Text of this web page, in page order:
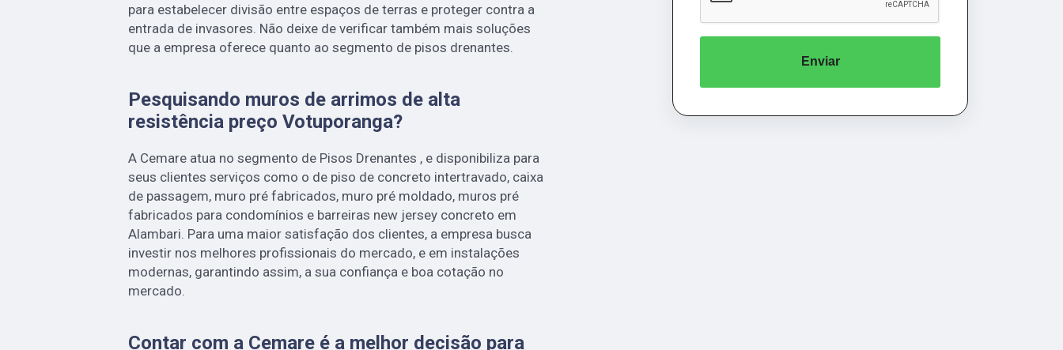
para estabelecer divisão entre espaços de terras e proteger contra a
entrada de invasores. Não deixe de verificar também mais soluções
que a empresa oferece quanto ao segmento de pisos drenantes.
Pesquisando muros de arrimos de alta
resistência preço Votuporanga?
A Cemare atua no segmento de Pisos Drenantes , e disponibiliza para
seus clientes serviços como o de piso de concreto intertravado, caixa
de passagem, muro pré fabricados, muro pré moldado, muros pré
fabricados para condomínios e barreiras new jersey concreto em
Alambari. Para uma maior satisfação dos clientes, a empresa busca
investir nos melhores profissionais do mercado, e em instalações
modernas, garantindo assim, a sua confiança e boa cotação no
mercado.
Contar com a Cemare é a melhor decisão para
Enviar